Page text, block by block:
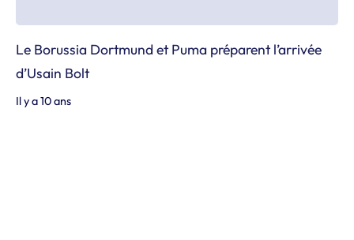
Le Borussia Dortmund et Puma préparent l’arrivée
d’Usain Bolt
Il y a 10 ans